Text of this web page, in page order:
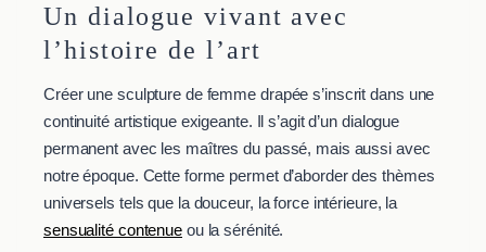
Un dialogue vivant avec
l’histoire de l’art
Créer une sculpture de femme drapée s’inscrit dans une
continuité artistique exigeante. Il s’agit d’un dialogue
permanent avec les maîtres du passé, mais aussi avec
notre époque. Cette forme permet d’aborder des thèmes
universels tels que la douceur, la force intérieure, la
sensualité contenue ou la sérénité.